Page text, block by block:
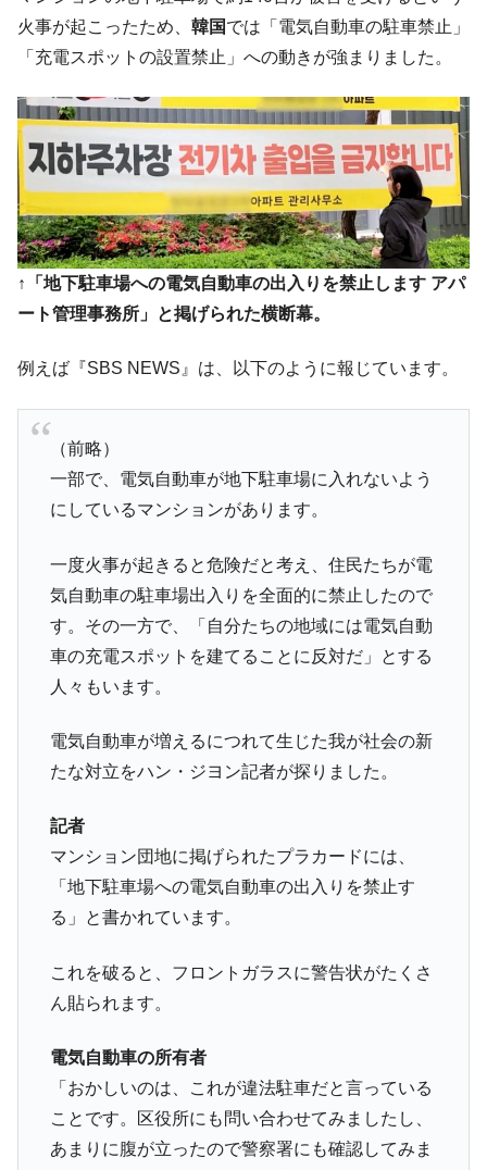
動」
『Money1』
中国だけが鉄鋼輸出を異常増加させる ⇒ 中
『Money1』
韓国製造業「半導体絶好調」のウラで他業
種は全般的「不調」⇒ PSIが示す現況は決して良くない。
『Money1』
【米韓激突案件】韓国消費者院が『クーパ
ン』1人当たり賠償10万ウォンを認定 ⇒ 総額3兆7,000億
『Money1』 韓国で猛暑。南東部では干ばつ
『Money1』
韓国型イージス搭載の次世代駆逐艦
「KDDX」1番艦、2032年竣工と公示
『Money1』
【対日本円】ウォン安が急進！ 日米の協調
は韓国で『BYD』車は売れている。6カ月で対前年同期比
1.9倍！
『Money1』
在韓米国大使スティールが着韓！⇒ さっそ
ドを掲げる「在韓反米勢力」
『Money1』
韓国政府「2035年までに18.4GW規模のAIデ
ータセンター整備」⇒ だから無理だってば。
『Money1』
JPモルガン「韓国レバレッジETFの清算は
ほぼ終わった」
『Money1』
発。
『Money1』
韓国政府「ニセＫ-ブランドを通報しようキ
ャンペーン」⇒ あの名物教授も登場！
ぎ」では。
『Money1』
韓国鉄鋼最大手『POSCO』ズブズブ沈む。
営業利益80.2％も減少
『Money1』
米国下院「韓国の公務員個人をターゲット
する差別。許してはおかぬ
『Money1』
韓国ボンクラ政策室長･金容範、株価暴落に
『Money1』
韓国半導体『SKハイニックス』2026年2Qの
業績「史上最高益」当期純利益は前年同期比13.4倍に。
『Money1』
韓国･加徳島新国際空港「またも暗礁」の危
機 ⇒ 10.7兆では損が出るからできない。
火事が起こったため、 韓国では「電気自動車の駐車禁止」
「充電スポットの設置禁止」への動きが強まりました。
↑「地下駐車場への電気自動車の出入りを禁止します アパ
ート管理事務所」と掲げられた横断幕。
例えば『SBS NEWS』は、以下のように報じています。
（前略）
一部で、電気自動車が地下駐車場に入れないよう
にしているマンションがあります。
一度火事が起きると危険だと考え、住民たちが電
気自動車の駐車場出入りを全面的に禁止したので
す。その一方で、「自分たちの地域には電気自動
車の充電スポットを建てることに反対だ」とする
人々もいます。
電気自動車が増えるにつれて生じた我が社会の新
たな対立をハン・ジヨン記者が探りました。
記者
マンション団地に掲げられたプラカードには、
「地下駐車場への電気自動車の出入りを禁止す
る」と書かれています。
これを破ると、フロントガラスに警告状がたくさ
ん貼られます。
電気自動車の所有者
「おかしいのは、これが違法駐車だと言っている
ことです。区役所にも問い合わせてみましたし、
あまりに腹が立ったので警察署にも確認してみま